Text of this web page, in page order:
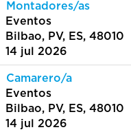
Montadores/as
Eventos
Bilbao, PV, ES, 48010
14 jul 2026
Camarero/a
Eventos
Bilbao, PV, ES, 48010
14 jul 2026